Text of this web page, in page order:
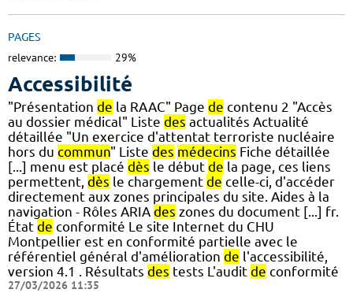
PAGES
relevance: 29%
Accessibilité
"Présentation de la RAAC" Page de contenu 2 "Accès
au dossier médical" Liste des actualités Actualité
détaillée "Un exercice d'attentat terroriste nucléaire
hors du commun" Liste des médecins Fiche détaillée
[...] menu est placé dès le début de la page, ces liens
permettent, dès le chargement de celle-ci, d'accéder
directement aux zones principales du site. Aides à la
navigation - Rôles ARIA des zones du document [...] fr.
État de conformité Le site Internet du CHU
Montpellier est en conformité partielle avec le
référentiel général d'amélioration de l'accessibilité,
version 4.1 . Résultats des tests L'audit de conformité
27/03/2026 11:35